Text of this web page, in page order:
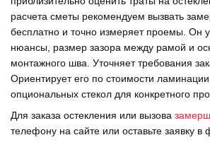
расчета сметы рекомендуем вызвать
бесплатно и точно измеряет проемы. Он
нюансы, размер зазора между рамой и
монтажного шва. Уточняет требования
Ориентирует его по стоимости
опциональных стекол для конкретного
Для заказа остекления или вызова
телефону на сайте или оставьте заявку в